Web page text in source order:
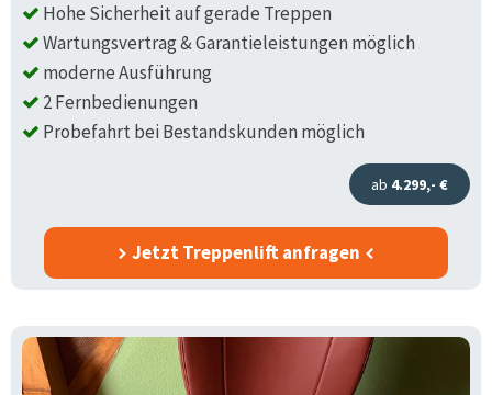
Hohe Sicherheit auf gerade Treppen
Wartungsvertrag & Garantieleistungen möglich
moderne Ausführung
2 Fernbedienungen
Probefahrt bei Bestandskunden möglich
ab 4.299,- €
Jetzt Treppenlift anfragen